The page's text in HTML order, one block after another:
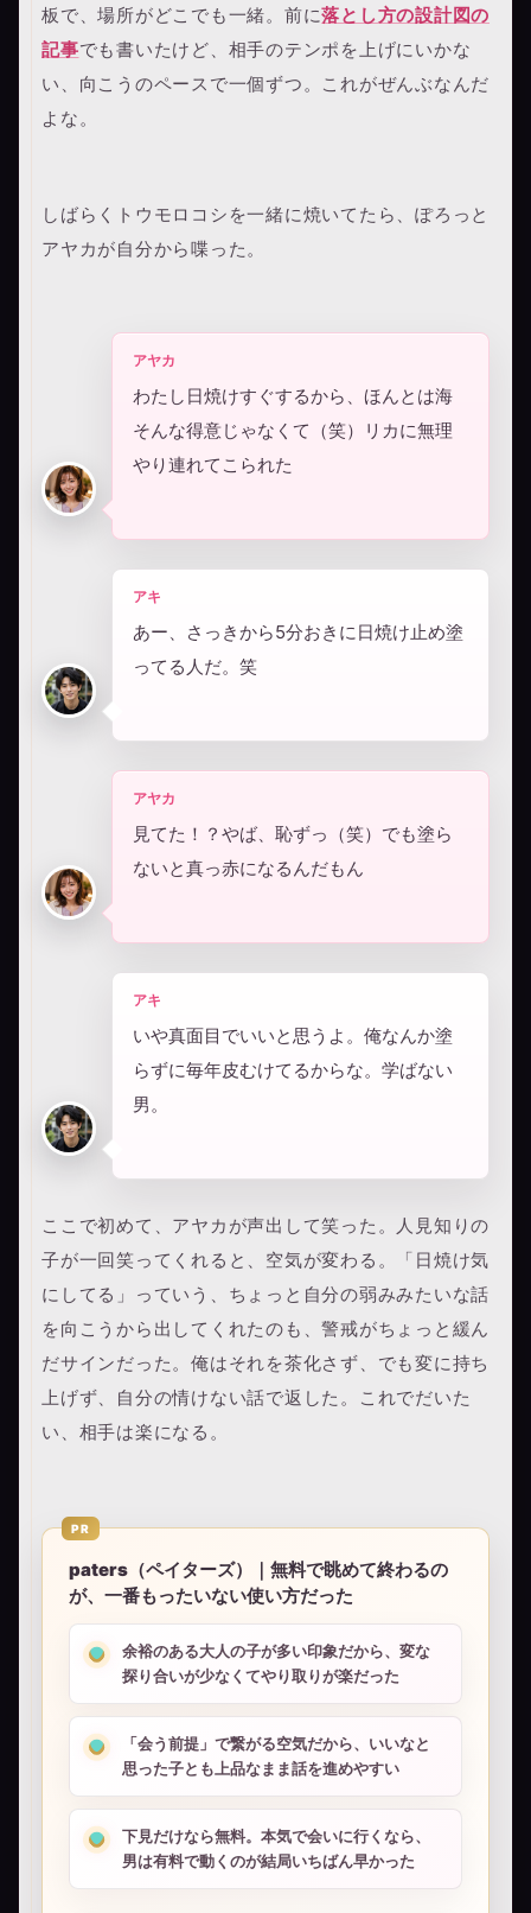
板で、場所がどこでも一緒。前に落とし方の設計図の
記事でも書いたけど、相手のテンポを上げにいかな
い、向こうのペースで一個ずつ。これがぜんぶなんだ
よな。
しばらくトウモロコシを一緒に焼いてたら、ぽろっと
アヤカが自分から喋った。
アヤカ
わたし日焼けすぐするから、ほんとは海
そんな得意じゃなくて（笑）リカに無理
やり連れてこられた
アキ
あー、さっきから5分おきに日焼け止め塗
ってる人だ。笑
アヤカ
見てた！？やば、恥ずっ（笑）でも塗ら
ないと真っ赤になるんだもん
アキ
いや真面目でいいと思うよ。俺なんか塗
らずに毎年皮むけてるからな。学ばない
男。
ここで初めて、アヤカが声出して笑った。人見知りの
子が一回笑ってくれると、空気が変わる。「日焼け気
にしてる」っていう、ちょっと自分の弱みみたいな話
を向こうから出してくれたのも、警戒がちょっと緩ん
だサインだった。俺はそれを茶化さず、でも変に持ち
上げず、自分の情けない話で返した。これでだいた
い、相手は楽になる。
PR
paters（ペイターズ）｜無料で眺めて終わるの
が、一番もったいない使い方だった
余裕のある大人の子が多い印象だから、変な
探り合いが少なくてやり取りが楽だった
「会う前提」で繋がる空気だから、いいなと
思った子とも上品なまま話を進めやすい
下見だけなら無料。本気で会いに行くなら、
男は有料で動くのが結局いちばん早かった